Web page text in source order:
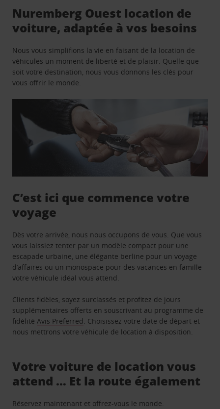
Nuremberg Ouest location de
voiture, adaptée à vos besoins
Nous vous simplifions la vie en faisant de la location de
véhicules un moment de liberté et de plaisir. Quelle que
soit votre destination, nous vous donnons les clés pour
vous offrir le monde.
C’est ici que commence votre
voyage
Dès votre arrivée, nous nous occupons de vous. Que vous
vous laissiez tenter par un modèle compact pour une
escapade urbaine, une élégante berline pour un voyage
d’affaires ou un monospace pour des vacances en famille -
votre véhicule idéal vous attend.
Clients fidèles, soyez surclassés et profitez de jours
supplémentaires offerts en souscrivant au programme de
fidélitéAvis Preferred. Choisissez votre date de départ et
nous mettrons votre véhicule de location à disposition.
Votre voiture de location vous
attend … Et la route également
Réservez maintenant et offrez-vous le monde.